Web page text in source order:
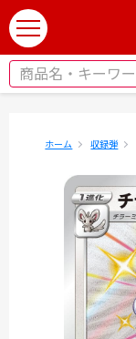
t
o
g
ホーム 収録弾